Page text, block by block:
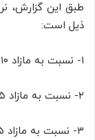
طبق این گزارش،
ذیل است:
۱- نسبت به مازاد ۱۰ میلیارد تا ۱۵ میلیارد تومان؛ یک در هزار
۲- نسبت به مازاد ۱۵ میلیارد تا ۲۵ میلیارد تومان؛ دو در هزار
۳- نسبت به مازاد ۲۵ میلیارد تا ۴۰ میلیارد تومان؛ سه در هزار